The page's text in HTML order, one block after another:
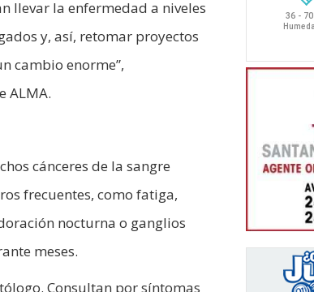
llevar la enfermedad a niveles
y, así, retomar proyectos
cambio enorme”,
ALMA.
cánceres de la sangre
frecuentes, como fatiga,
nocturna o ganglios
meses.
Consultan por síntomas